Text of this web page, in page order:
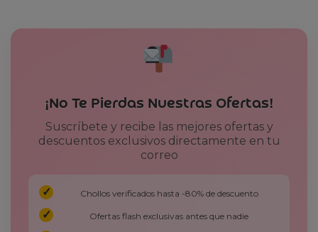
¡No Te Pierdas Nuestras Ofertas!
Suscríbete y recibe las mejores ofertas y
descuentos exclusivos directamente en tu
correo
Chollos verificados hasta -80% de descuento
Ofertas flash exclusivas antes que nadie